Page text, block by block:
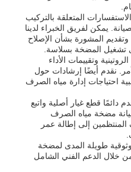
المتعلقة بالتركيب
يمكن لفريق الخبراء لدينا
المشورة بشأن الإصلاح
تشغيل المضخة بسلاسة.
وتقييمات الأداء
نقدم أيضًا إرشادات حول
احتياجات إدارة مياه الصرف
دائمًا قطع غيار أصلية واتبع
مضخة مياه الصرف
إلى إطالة عمر
طويلة المدى لمضخة
خلال الدعم الفني الشامل